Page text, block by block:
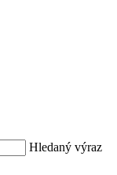
Hledaný výraz